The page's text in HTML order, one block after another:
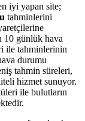
iyi yapan site;
tahminlerini
10 günlük hava
ile tahminlerinin
durumu
tahmin süreleri,
hizmet sunuyor.
ile bulutların